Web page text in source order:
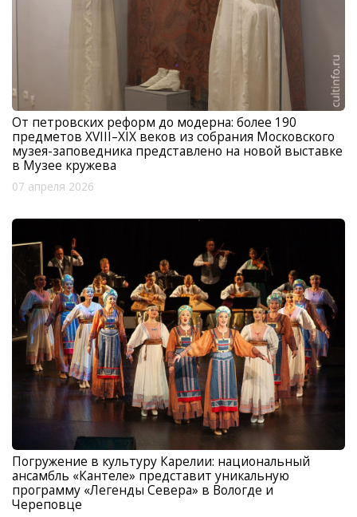
От петровских реформ до модерна: более 190
предметов XVIII–XIX веков из собрания Московского
музея-заповедника представлено на новой выставке
в Музее кружева
07 апреля 2026
Погружение в культуру Карелии: национальный
ансамбль «Кантеле» представит уникальную
программу «Легенды Севера» в Вологде и
Череповце